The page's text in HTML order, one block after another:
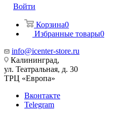
Войти
Корзина0
Избранные товары0
info@icenter-store.ru
Калининград,
ул. Театральная, д. 30
ТРЦ «Европа»
Вконтакте
Telegram